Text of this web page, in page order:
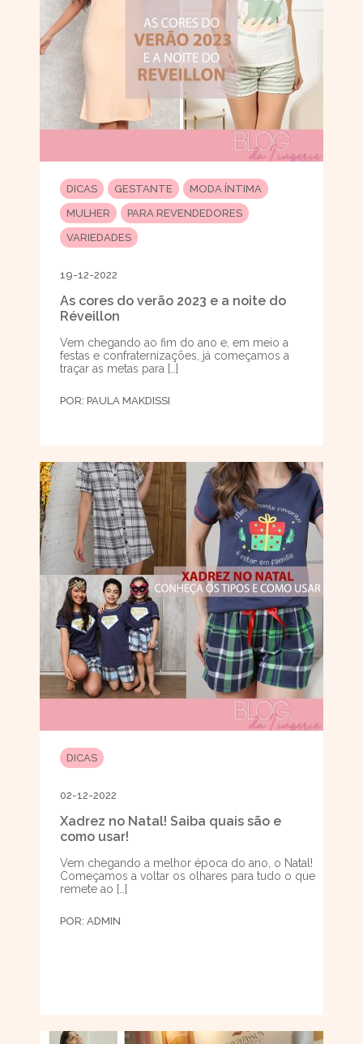
DICAS GESTANTE
MODA ÍNTIMA
MULHER
PARA REVENDEDORES
VARIEDADES
19-12-2022
As cores do verão 2023 e a noite do
Réveillon
Vem chegando ao fim do ano e, em meio a
festas e confraternizações, já começamos a
traçar as metas para […]
POR: PAULA MAKDISSI
DICAS
02-12-2022
Xadrez no Natal! Saiba quais são e
como usar!
Vem chegando a melhor época do ano, o Natal!
Começamos a voltar os olhares para tudo o que
remete ao […]
POR: ADMIN